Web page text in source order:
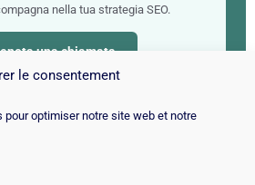
le consentement
optimiser notre site web et notre
nella tua strategia SEO.
una chiamata